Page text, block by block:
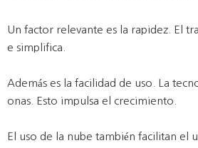
Un factor relevante es la rapidez. El
e simplifica.
Además es la facilidad de uso. La
onas. Esto impulsa el crecimiento.
El uso de la nube también facilitan el